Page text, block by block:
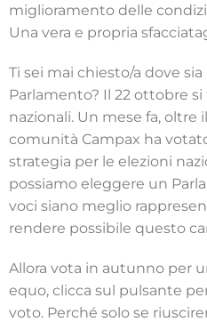
miglioramento delle
Una vera e propria
Ti sei mai chiesto/a dove
Parlamento? Il 22 ottobre
nazionali. Un mese fa, oltre
comunità Campax ha
strategia per le elezioni
possiamo eleggere un
voci siano meglio
rendere possibile questo
Allora vota in autunno per
equo, clicca sul pulsante
voto. Perché solo se